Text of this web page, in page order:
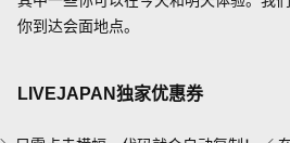
你到达会面地点。
LIVEJAPAN独家优惠券